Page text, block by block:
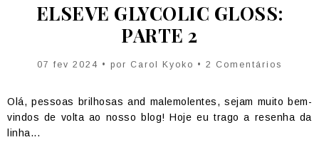
ELSEVE GLYCOLIC GLOSS:
PARTE 2
07 fev 2024 • por Carol Kyoko • 2 Comentários
Olá, pessoas brilhosas and malemolentes, sejam muito bem-
vindos de volta ao nosso blog! Hoje eu trago a resenha da
linha...